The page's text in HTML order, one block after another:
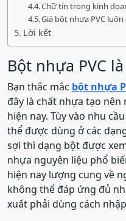
Chữ tín trong kinh
Giá bột nhựa PVC
Lời kết
Bột nhựa PVC
Bạn thắc mắc bột nhựa
đây là chất nhựa tạo
hiện nay. Tùy vào nhu
thể được dùng ở các
sợi thì dạng bột được
nhựa nguyên liệu phổ
hiện nay lượng cung về
không thể đáp ứng đủ
xuất phải dùng cách